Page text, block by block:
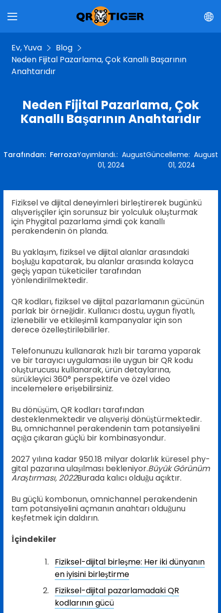
Ev, Yuva
Blog
Neden Fijital Pazarlama, Çok Kanallı Başarının
Anahtarıdır
Neden Fijital Pazarlama, Çok
Kanallı Başarının Anahtarıdır
Tarafından: FerrozaYayımlandı.: August
01, 2024
Güncelleme: August
01, 2024
Fiziksel ve dijital deneyimleri birleştirerek bugünkü
alışverişçiler için sorunsuz bir yolculuk oluşturmak
için Phygital pazarlama şimdi çok kanallı
perakendenin ön planda.
Bu yaklaşım, fiziksel ve dijital alanlar arasındaki
boşluğu kapatarak, bu alanlar arasında kolayca
geçiş yapan tüketiciler tarafından
yönlendirilmektedir.
QR kodları, fiziksel ve dijital pazarlamanın gücünün
parlak bir örneğidir. Kullanıcı dostu, uygun fiyatlı,
izlenebilir ve etkileşimli kampanyalar için son
derece özelleştirilebilirler.
Telefonunuzu kullanarak hızlı bir tarama yaparak
ve bir tarayıcı uygulaması ile uygun bir QR kodu
oluşturucusu kullanarak, ürün detaylarına,
sürükleyici 360° perspektife ve özel video
incelemelere erişebilirsiniz.
Bu dönüşüm, QR kodları tarafından
desteklenmektedir ve alışverişi dönüştürmektedir.
Bu, omnichannel perakendenin tam potansiyelini
açığa çıkaran güçlü bir kombinasyondur.
2027 yılına kadar 950.18 milyar dolarlık küresel phy-
gital pazarına ulaşılması bekleniyor.Büyük Görünüm
Araştırması, 2022Burada kalıcı olduğu açıktır.
Bu güçlü kombonun, omnichannel perakendenin
tam potansiyelini açmanın anahtarı olduğunu
keşfetmek için daldırın.
İçindekiler
Fiziksel-dijital birleşme: Her iki dünyanın
en iyisini birleştirme
Fiziksel-dijital pazarlamadaki QR
kodlarının gücü